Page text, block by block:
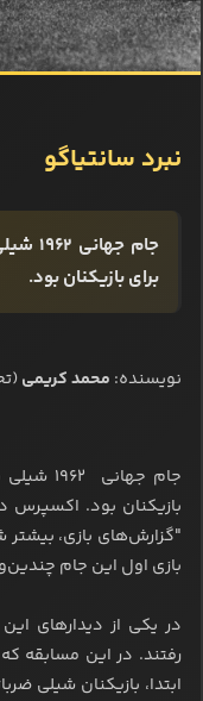
نبرد سانتیاگو
جام
برای بازیکنان بود.
نویسنده: محمد کریمی
جام
بازیکنان بود. اکسپرس
"گزارش‌های بازی،
بازی اول این جام
در یکی از دیدارهای
رفتند. در این مسابقه
ابتدا، بازیکنان شیلی